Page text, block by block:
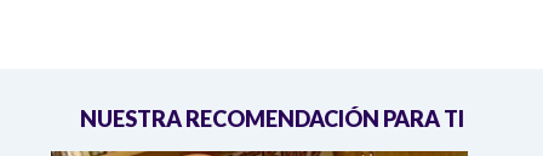
NUESTRA RECOMENDACIÓN PARA TI